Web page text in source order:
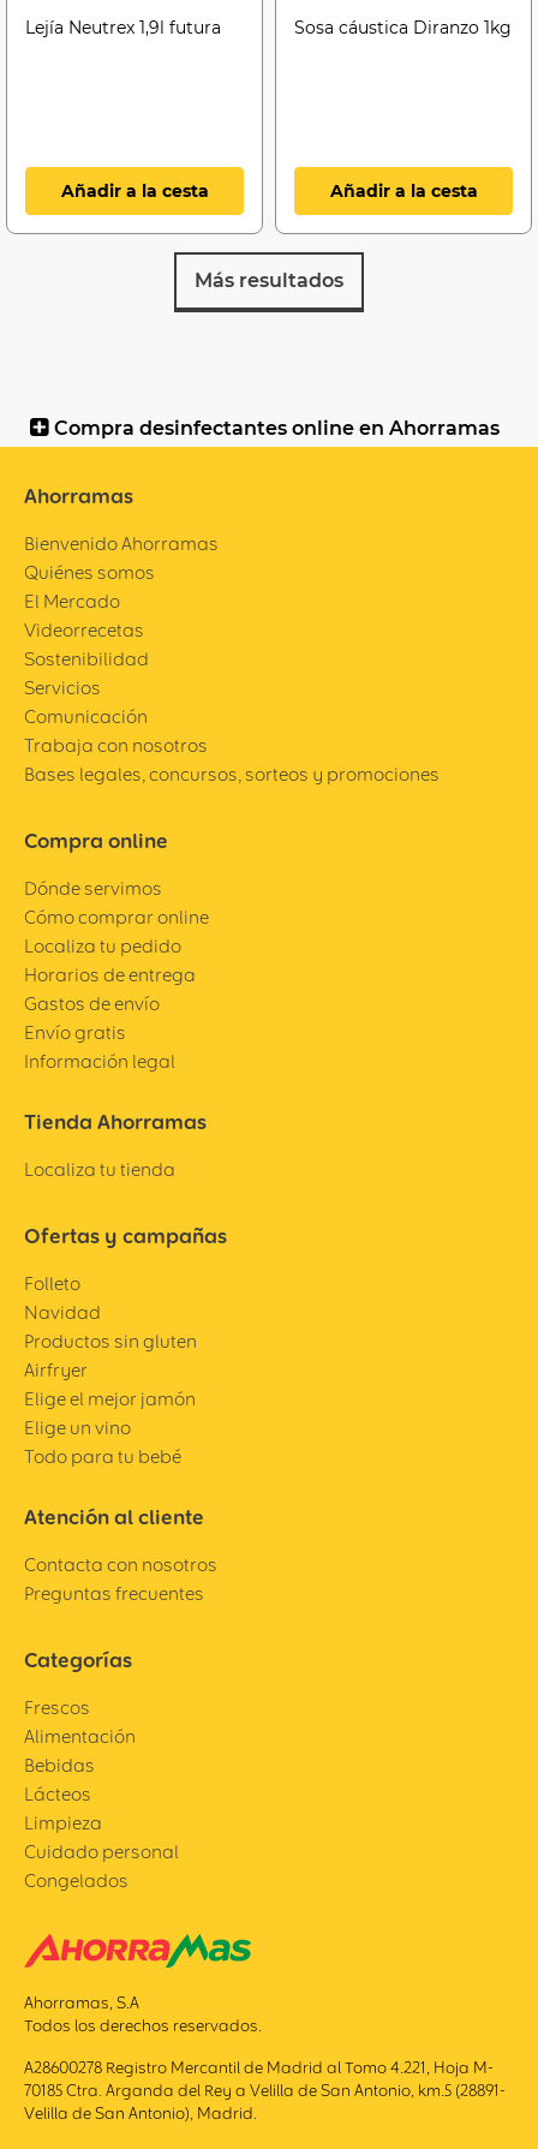
Lejía Neutrex 1,9l futura
Añadir a la cesta
Sosa cáustica Diranzo 1kg
Añadir a la cesta
Más resultados
Compra desinfectantes online en Ahorramas
Ahorramas
Bienvenido Ahorramas
Quiénes somos
El Mercado
Videorrecetas
Sostenibilidad
Servicios
Comunicación
Trabaja con nosotros
Bases legales, concursos, sorteos y promociones
Compra online
Dónde servimos
Cómo comprar online
Localiza tu pedido
Horarios de entrega
Gastos de envío
Envío gratis
Información legal
Tienda Ahorramas
Localiza tu tienda
Ofertas y campañas
Folleto
Navidad
Productos sin gluten
Airfryer
Elige el mejor jamón
Elige un vino
Todo para tu bebé
Atención al cliente
Contacta con nosotros
Preguntas frecuentes
Categorías
Frescos
Alimentación
Bebidas
Lácteos
Limpieza
Cuidado personal
Congelados
Ahorramas, S.A
Todos los derechos reservados.
A28600278 Registro Mercantil de Madrid al Tomo 4.221, Hoja M-
70185 Ctra. Arganda del Rey a Velilla de San Antonio, km.5 (28891-
Velilla de San Antonio), Madrid.